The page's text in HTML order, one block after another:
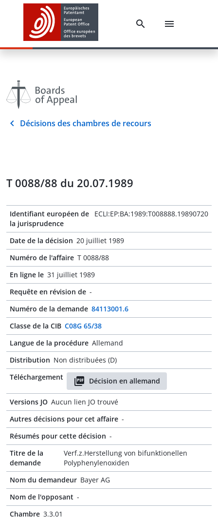
Décisions des chambres de recours
T 0088/88 du 20.07.1989
Identifiant européen de
la jurisprudence
ECLI:EP:BA:1989:T008888.19890720
Date de la décision 20 juilliet 1989
Numéro de l'affaire T 0088/88
En ligne le 31 juilliet 1989
Requête en révision de -
Numéro de la demande 84113001.6
Classe de la CIB C08G 65/38
Langue de la procédure Allemand
Distribution Non distribuées (D)
Téléchargement
Décision en allemand
Versions JO Aucun lien JO trouvé
Autres décisions pour cet affaire -
Résumés pour cette décision -
Titre de la
demande
Verf.z.Herstellung von bifunktionellen
Polyphenylenoxiden
Nom du demandeur Bayer AG
Nom de l'opposant -
Chambre 3.3.01